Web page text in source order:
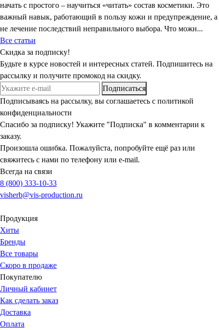
начать с простого – научиться «читать» состав косметики. Это
важный навык, работающий в пользу кожи и предупреждение, а
не лечение последствий неправильного выбора. Что можн...
Все статьи
Скидка за подписку!
Будьте в курсе новостей и интересных статей. Подпишитесь на
рассылку и получите промокод на скидку.
Подписаться
Подписываясь на рассылку, вы соглашаетесь с политикой
конфиденциальности
Спасибо за подписку! Укажите "Подписка" в комментарии к
заказу.
Произошла ошибка. Пожалуйста, попробуйте ещё раз или
свяжитесь с нами по телефону или e-mail.
Всегда на связи
8 (800) 333-10-33
visherb@vis-production.ru
Продукция
Хиты
Бренды
Все товары
Скоро в продаже
Покупателю
Личный кабинет
Как сделать заказ
Доставка
Оплата